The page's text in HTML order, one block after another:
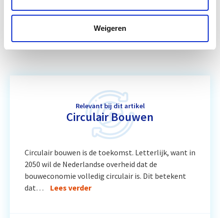
Weigeren
Projectontwikkeling
Relevant bij dit artikel
Circulair Bouwen
Circulair bouwen is de toekomst. Letterlijk, want in
2050 wil de Nederlandse overheid dat de
bouweconomie volledig circulair is. Dit betekent
dat…
Lees verder